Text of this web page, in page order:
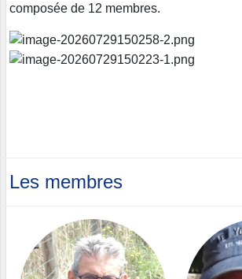
composée de 12 membres.
Les membres